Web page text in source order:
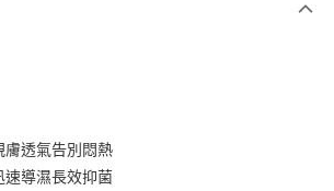
膚透氣告別悶熱
速導濕長效抑菌